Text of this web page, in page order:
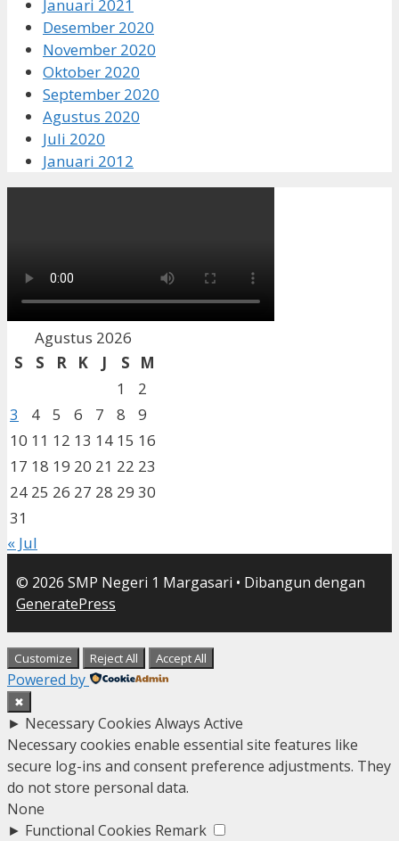
Januari 2021
Desember 2020
November 2020
Oktober 2020
September 2020
Agustus 2020
Juli 2020
Januari 2012
Agustus 2026
S
S R K J S
M
1
2
3
4 5 6 7 8
9
10 11 12 13 14 15 16
17 18 19 20 21 22 23
24 25 26 27 28 29 30
31
« Jul
© 2026 SMP Negeri 1 Margasari • Dibangun dengan
GeneratePress
Customize Reject All Accept All
Powered by
✖
► Necessary Cookies Always Active
Necessary cookies enable essential site features like
secure log-ins and consent preference adjustments. They
do not store personal data.
None
► Functional Cookies Remark